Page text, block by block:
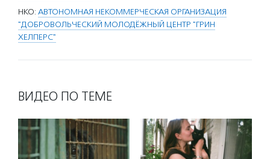
НКО: АВТОНОМНАЯ НЕКОММЕРЧЕСКАЯ ОРГАНИЗАЦИЯ
"ДОБРОВОЛЬЧЕСКИЙ МОЛОДЁЖНЫЙ ЦЕНТР "ГРИН
ХЕЛПЕРС"
ВИДЕО ПО ТЕМЕ